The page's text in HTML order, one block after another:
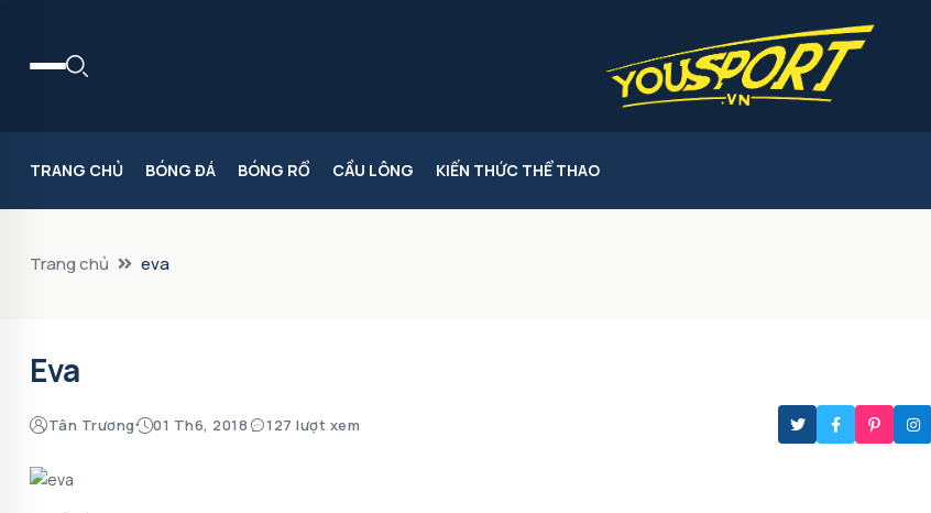
TRANG CHỦ BÓNG ĐÁ BÓNG RỔ CẦU LÔNG KIẾN THỨC THỂ THAO
Trang chủ eva
Eva
Tân Trương 01 Th6, 2018 127 lượt xem